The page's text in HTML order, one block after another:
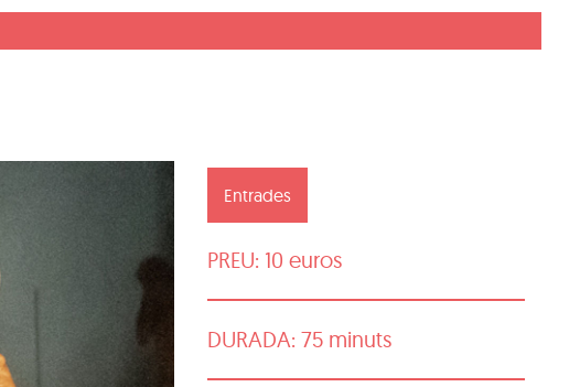
Entrades
PREU: 10 euros
DURADA: 75 minuts